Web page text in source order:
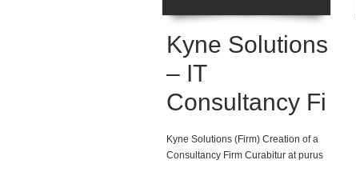
Kyne Solutions
– IT
Consultancy Fi
Kyne Solutions (Firm) Creation of a
Consultancy Firm Curabitur at purus